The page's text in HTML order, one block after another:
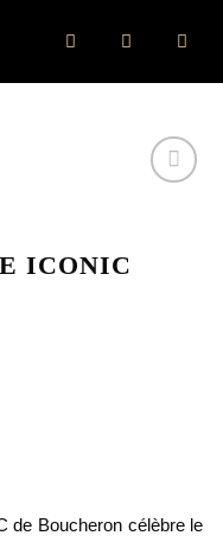
ICONIC
de Boucheron célèbre le